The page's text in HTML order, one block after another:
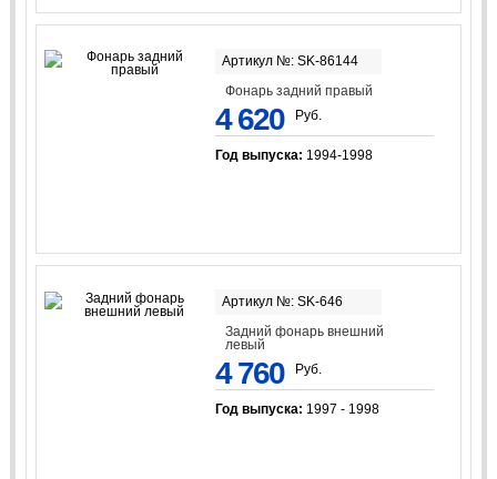
Артикул №: SK-86144
Фонарь задний правый
4 620 Руб.
Год выпуска: 1994-1998
Артикул №: SK-646
Задний фонарь внешний
левый
4 760 Руб.
Год выпуска: 1997 - 1998